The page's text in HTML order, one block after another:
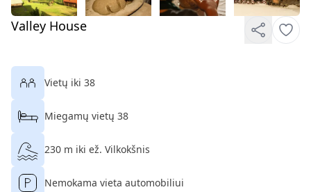
Valley House
Vietų iki 38
Miegamų vietų 38
230 m iki ež. Vilkokšnis
Nemokama vieta automobiliui